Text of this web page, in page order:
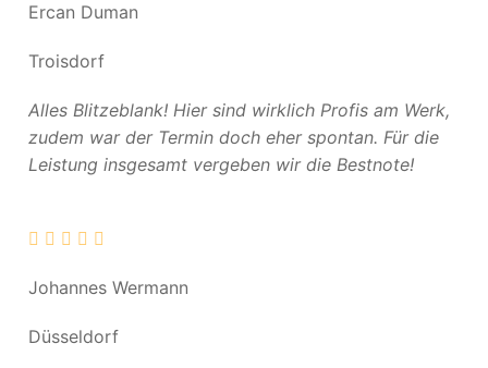
Ercan Duman
Troisdorf
Alles Blitzeblank! Hier sind wirklich Profis am Werk,
zudem war der Termin doch eher spontan. Für die
Leistung insgesamt vergeben wir die Bestnote!
Johannes Wermann
Düsseldorf